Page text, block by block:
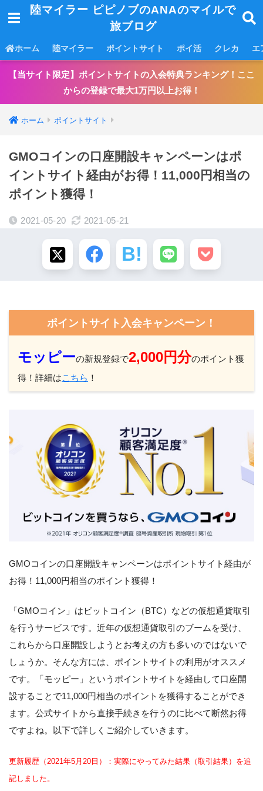
陸マイラー ピピノブのANAのマイルで
旅ブログ
ホーム 陸マイラー ポイントサイト ポイ活 クレカ エ
【当サイト限定】ポイントサイトの入会特典ランキング！ここ
からの登録で最大1万円以上お得！
ホーム ポイントサイト
GMOコインの口座開設キャンペーンはポ
イントサイト経由がお得！11,000円相当の
ポイント獲得！
2021-05-20 2021-05-21
ポイントサイト入会キャンペーン！
モッピーの新規登録で2,000円分のポイント獲
得！詳細はこちら ！
GMOコインの口座開設キャンペーンはポイントサイト経由が
お得！11,000円相当のポイント獲得！
「GMOコイン」はビットコイン（BTC）などの仮想通貨取引
を行うサービスです。近年の仮想通貨取引のブームを受け、
これらから口座開設しようとお考えの方も多いのではないで
しょうか。そんな方には、ポイントサイトの利用がオススメ
です。「モッピー」というポイントサイトを経由して口座開
設することで11,000円相当のポイントを獲得することができ
ます。公式サイトから直接手続きを行うのに比べて断然お得
ですよね。以下で詳しくご紹介していきます。
更新履歴（2021年5月20日）：実際にやってみた結果（取引結果）を追
記しました。